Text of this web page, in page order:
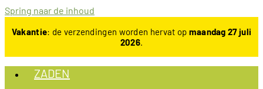
Spring naar de inhoud
Vakantie: de verzendingen worden hervat op maandag 27 juli
2026.
ZADEN